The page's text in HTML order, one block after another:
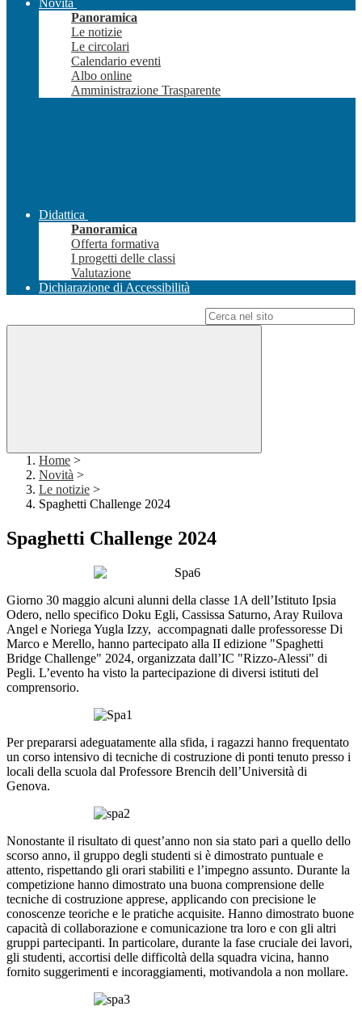
Novità
Panoramica
Le notizie
Le circolari
Calendario eventi
Albo online
Amministrazione Trasparente
Didattica
Panoramica
Offerta formativa
I progetti delle classi
Valutazione
Dichiarazione di Accessibilità
Home >
Novità >
Le notizie >
Spaghetti Challenge 2024
Spaghetti Challenge 2024
Giorno 30 maggio alcuni alunni della classe 1A dell’Istituto Ipsia
Odero, nello specifico Doku Egli, Cassissa Saturno, Aray Ruilova
Angel e Noriega Yugla Izzy, accompagnati dalle professoresse Di
Marco e Merello, hanno partecipato alla II edizione "Spaghetti
Bridge Challenge" 2024, organizzata dall’IC "Rizzo-Alessi" di
Pegli. L’evento ha visto la partecipazione di diversi istituti del
comprensorio.
Per prepararsi adeguatamente alla sfida, i ragazzi hanno frequentato
un corso intensivo di tecniche di costruzione di ponti tenuto presso i
locali della scuola dal Professore Brencih dell’Università di
Genova.
Nonostante il risultato di quest’anno non sia stato pari a quello dello
scorso anno, il gruppo degli studenti si è dimostrato puntuale e
attento, rispettando gli orari stabiliti e l’impegno assunto. Durante la
competizione hanno dimostrato una buona comprensione delle
tecniche di costruzione apprese, applicando con precisione le
conoscenze teoriche e le pratiche acquisite. Hanno dimostrato buone
capacità di collaborazione e comunicazione tra loro e con gli altri
gruppi partecipanti. In particolare, durante la fase cruciale dei lavori,
gli studenti, accortisi delle difficoltà della squadra vicina, hanno
fornito suggerimenti e incoraggiamenti, motivandola a non mollare.